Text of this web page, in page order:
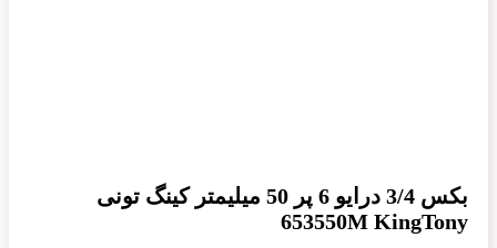
بکس 3/4 درایو 6 پر 50 میلیمتر کینگ تونی
653550M KingTony